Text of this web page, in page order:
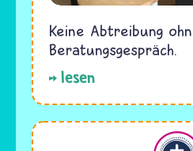
Keine Abtreibung
Beratungsgespräch.
lesen
Christentum